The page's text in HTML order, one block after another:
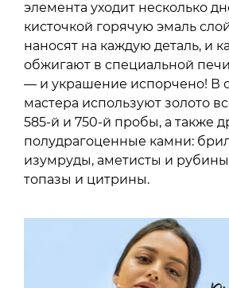
элемента уходит несколько
кисточкой горячую эмаль
наносят на каждую деталь, и
обжигают в специальной
— и украшение испорчено! В
мастера используют золото
585-й и 750-й пробы, а также
полудрагоценные камни:
изумруды, аметисты и
топазы и цитрины.